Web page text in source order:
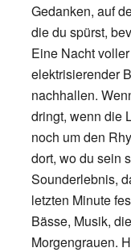
Gedanken, auf
die du spürst,
Eine Nacht
elektrisierender
nachhallen.
dringt, wenn die
noch um den
dort, wo du sein
Sounderlebnis,
letzten Minute
Bässe, Musik,
Morgengrauen.